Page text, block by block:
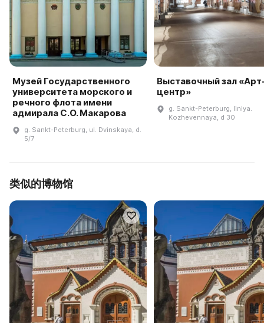
Музей Государственного
университета морского и
речного флота имени
адмирала С.О. Макарова
g. Sankt-Peterburg, ul. Dvinskaya, d.
5/7
Выставочный зал
центр»
g. Sankt-Peterburg, liniya.
Kozhevennaya, d 30
类似的博物馆